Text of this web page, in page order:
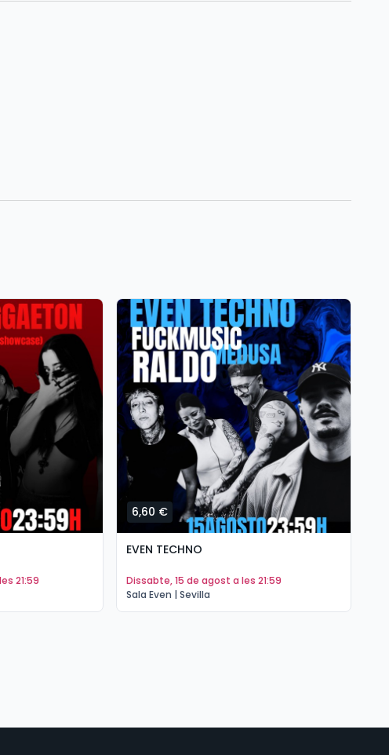
21:59
6,60 €
EVEN TECHNO
dissabte, 15 de agost a les 21:59
Sala Even | Sevilla